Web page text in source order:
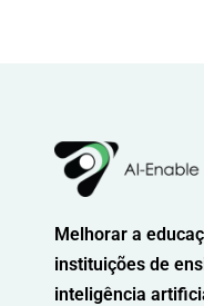
Melhorar a
instituições de
inteligência